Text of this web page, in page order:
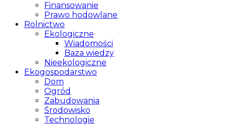
Finansowanie
Prawo hodowlane
Rolnictwo
Ekologiczne
Wiadomości
Baza wiedzy
Nieekologiczne
Ekogospodarstwo
Dom
Ogród
Zabudowania
Środowisko
Technologie